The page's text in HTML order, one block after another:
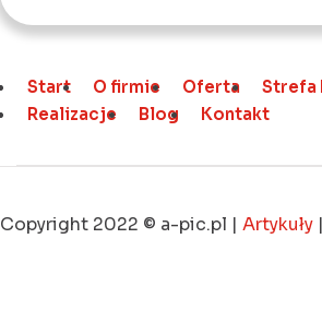
Start O firmie Oferta Strefa
Realizacje
Blog Kontakt
Copyright 2022 © a-pic.pl | Artykuły |